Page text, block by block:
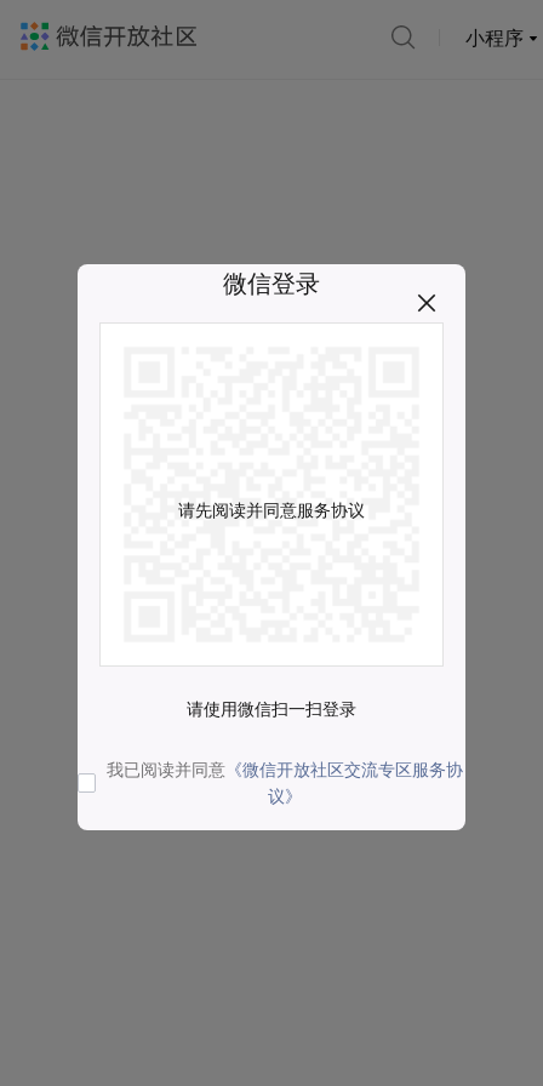
小程序
微信登录
请先阅读并同意服务协议
请使用微信扫一扫登录
我已阅读并同意 《微信开放社区交流专区服务协
议》